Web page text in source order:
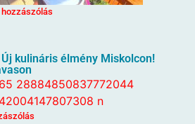
hozzászólás
kulináris élmény Miskolcon!